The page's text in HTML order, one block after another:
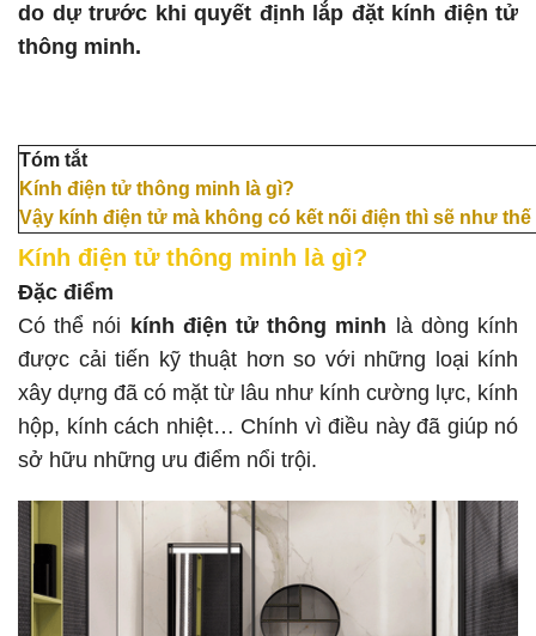
do dự trước khi quyết định lắp đặt kính điện tử
thông minh.
Tóm tắt
Kính điện tử thông minh là gì?
Vậy kính điện tử mà không có kết nối điện thì sẽ như thế
Kính điện tử thông minh là gì?
Đặc điểm
Có thể nói kính điện tử thông minh là dòng kính
được cải tiến kỹ thuật hơn so với những loại kính
xây dựng đã có mặt từ lâu như kính cường lực, kính
hộp, kính cách nhiệt… Chính vì điều này đã giúp nó
sở hữu những ưu điểm nổi trội.